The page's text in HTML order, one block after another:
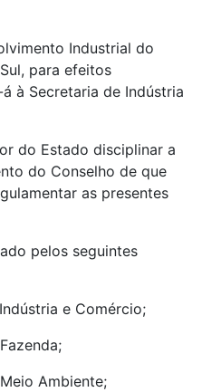
Industrial do
para efeitos
à Secretaria de Indústria
do Estado disciplinar a
do Conselho de que
as presentes
pelos seguintes
e Comércio;
Ambiente;